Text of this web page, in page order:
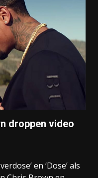
droppen video
en ‘Dose’ als